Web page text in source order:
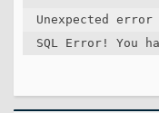
Unexpected
SQL Error! You